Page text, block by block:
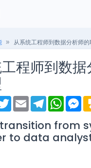
从系统工程师到数据分析师
程师到数
T
w
t
t
e
E
m
i
l
T
e
e
g
r
W
h
t
s
A
M
e
s
e
n
from
to data